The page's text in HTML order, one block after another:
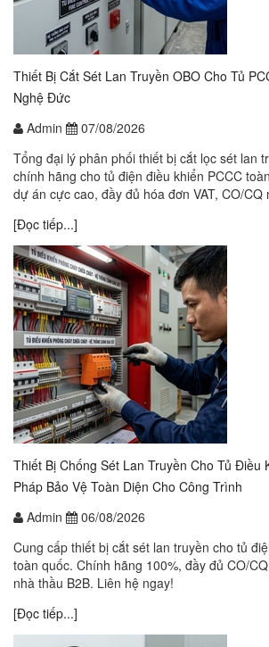
Thiết Bị Cắt Sét Lan Truyền OBO Cho Tủ
Nghệ Đức
Admin
07/08/2026
Tổng đại lý phân phối thiết bị cắt lọc sét lan
chính hãng cho tủ điện điều khiển PCCC
dự án cực cao, đầy đủ hóa đơn VAT, CO/CQ
[Đọc tiếp...]
Thiết Bị Chống Sét Lan Truyền Cho Tủ Điều
Pháp Bảo Vệ Toàn Diện Cho Công Trình
Admin
06/08/2026
Cung cấp thiết bị cắt sét lan truyền cho tủ
toàn quốc. Chính hãng 100%, đầy đủ CO/
nhà thầu B2B. Liên hệ ngay!
[Đọc tiếp...]